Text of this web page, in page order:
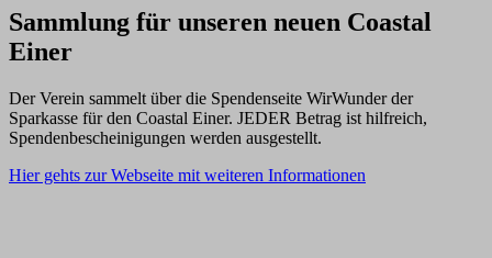
Sammlung für unseren neuen Coastal
Einer
Der Verein sammelt über die Spendenseite WirWunder der
Sparkasse für den Coastal Einer. JEDER Betrag ist hilfreich,
Spendenbescheinigungen werden ausgestellt.
Hier gehts zur Webseite mit weiteren Informationen